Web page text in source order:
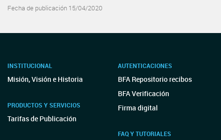
Fecha de publicación 15/04/2020
INSTITUCIONAL
Misión, Visión e Historia
PRODUCTOS Y SERVICIOS
Tarifas de Publicación
AUTENTICACIONES
BFA Repositorio recibos
BFA Verificación
Firma digital
FAQ Y TUTORIALES